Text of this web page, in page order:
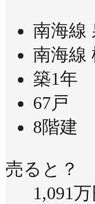
南海線
南海線
築1年
67戸
8階建
売ると？
1,091万